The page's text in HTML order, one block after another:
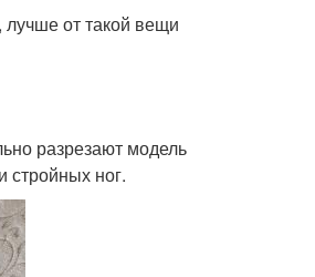
от такой вещи
разрезают модель
ног.